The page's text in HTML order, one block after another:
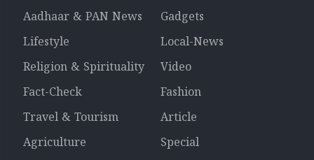
Aadhaar & PAN News
Gadgets
Lifestyle
Local-News
Religion & Spirituality
Video
Fact-Check
Fashion
Travel & Tourism
Article
Agriculture
Special